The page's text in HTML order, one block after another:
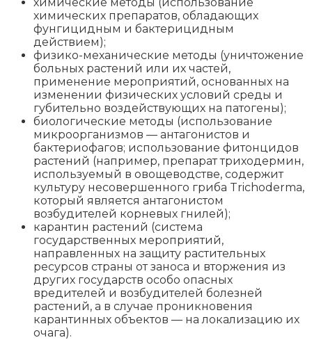
химических препаратов, обладающих
фунгицидным и бактерицидным
действием);
физико-механические методы (уничтожение
больных растений или их частей,
применение мероприятий, основанных на
изменении физических условий среды и
губительно воздействующих на патогены);
биологические методы (использование
микроорганизмов — антагонистов и
бактериофагов; использование фитонцидов
растений (например, препарат триходермин,
используемый в овощеводстве, содержит
культуру несовершенного гриба Trichoderma,
который является антагонистом
возбудителей корневых гнилей);
карантин растений (система
государственных мероприятий,
направленных на защиту растительных
ресурсов страны от заноса и вторжения из
других государств особо опасных
вредителей и возбудителей болезней
растений, а в случае проникновения
карантинных объектов — на локализацию их
очага).